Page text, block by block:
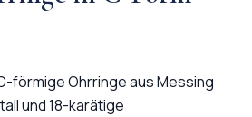
förmige Ohrringe aus Messing
und 18-karätige